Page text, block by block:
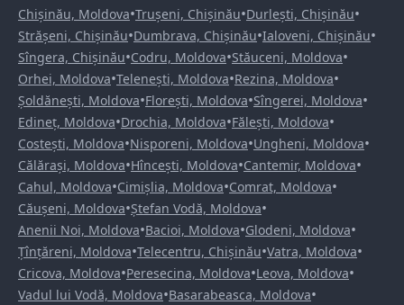
Chișinău, Moldova•Trușeni, Chișinău•Durlești, Chișinău•
Strășeni, Chișinău•Dumbrava, Chișinău•Ialoveni, Chișinău•
Sîngera, Chișinău•Codru, Moldova•Stăuceni, Moldova•
Orhei, Moldova•Telenești, Moldova•Rezina, Moldova•
Șoldănești, Moldova•Florești, Moldova•Sîngerei, Moldova•
Edineț, Moldova•Drochia, Moldova•Fălești, Moldova•
Costești, Moldova•Nisporeni, Moldova•Ungheni, Moldova•
Călărași, Moldova•Hîncești, Moldova•Cantemir, Moldova•
Cahul, Moldova•Cimișlia, Moldova•Comrat, Moldova•
Căușeni, Moldova•Ștefan Vodă, Moldova•
Anenii Noi, Moldova•Bacioi, Moldova•Glodeni, Moldova•
Țînțăreni, Moldova•Telecentru, Chișinău•Vatra, Moldova•
Cricova, Moldova•Peresecina, Moldova•Leova, Moldova•
Vadul lui Vodă, Moldova•Basarabeasca, Moldova•